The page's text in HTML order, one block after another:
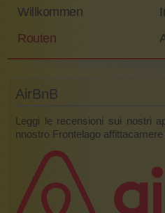
Willkommen
Routen
AirBnB
Leggi le recensioni sui nostri
nnostro Frontelago